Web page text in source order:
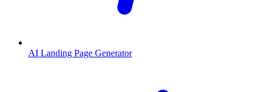
AI Landing Page Generator